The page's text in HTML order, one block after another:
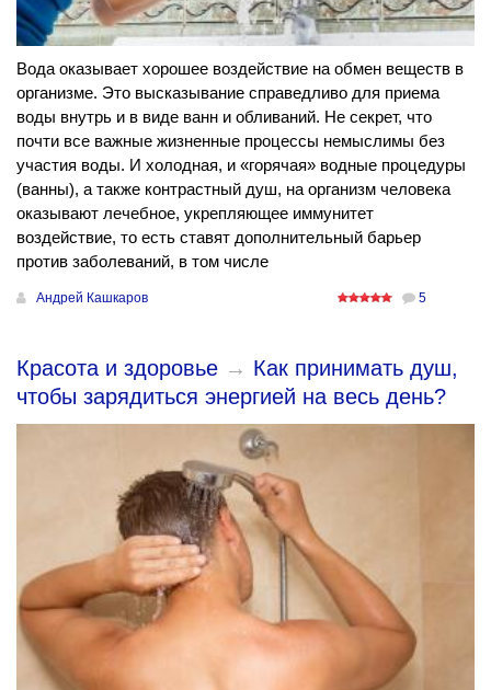
Вода оказывает хорошее воздействие на обмен веществ в
организме. Это высказывание справедливо для приема
воды внутрь и в виде ванн и обливаний. Не секрет, что
почти все важные жизненные процессы немыслимы без
участия воды. И холодная, и «горячая» водные процедуры
(ванны), а также контрастный душ, на организм человека
оказывают лечебное, укрепляющее иммунитет
воздействие, то есть ставят дополнительный барьер
против заболеваний, в том числе
Андрей Кашкаров 5
Красота и здоровье → Как принимать душ,
чтобы зарядиться энергией на весь день?